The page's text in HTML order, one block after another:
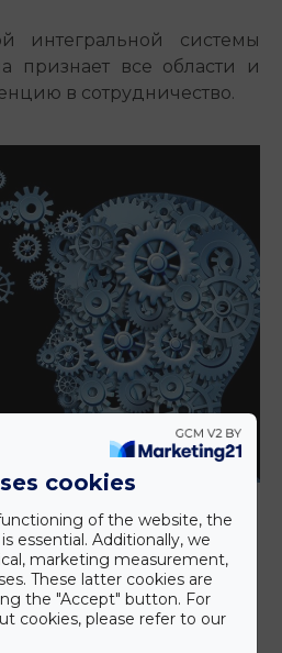
интегральной системы
признает все области и
в сотрудничество.
ЦЕНЫ
cookies
of the website, the
essential. Additionally, we
marketing measurement,
These latter cookies are
the "Accept" button. For
cookies, please refer to our